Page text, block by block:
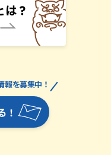
！
報を募集中！